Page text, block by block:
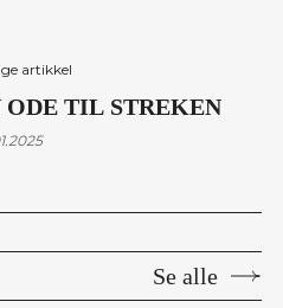
artikkel
ODE TIL STREKEN
Se alle